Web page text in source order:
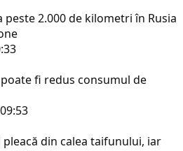
2.000 de kilometri în Rusia
fi redus consumul de
pleacă din calea taifunului, iar